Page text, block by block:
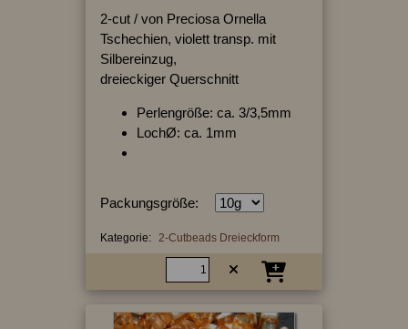
2-cut / von Preciosa Ornella
Tschechien, violett transp. mit
Silbereinzug,
dreieckiger Querschnitt
Perlengröße: ca. 3/3,5mm
LochØ: ca. 1mm
Packungsgröße:
Kategorie: 2-Cutbeads Dreieckform